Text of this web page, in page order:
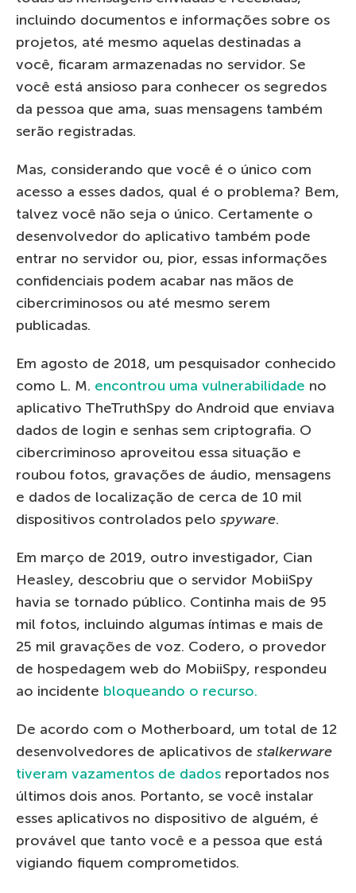
incluindo documentos e informações sobre os
projetos, até mesmo aquelas destinadas a
você, ficaram armazenadas no servidor. Se
você está ansioso para conhecer os segredos
da pessoa que ama, suas mensagens também
serão registradas.
Mas, considerando que você é o único com
acesso a esses dados, qual é o problema? Bem,
talvez você não seja o único. Certamente o
desenvolvedor do aplicativo também pode
entrar no servidor ou, pior, essas informações
confidenciais podem acabar nas mãos de
cibercriminosos ou até mesmo serem
publicadas.
Em agosto de 2018, um pesquisador conhecido
como L. M. encontrou uma vulnerabilidade no
aplicativo TheTruthSpy do Android que enviava
dados de login e senhas sem criptografia. O
cibercriminoso aproveitou essa situação e
roubou fotos, gravações de áudio, mensagens
e dados de localização de cerca de 10 mil
dispositivos controlados pelo spyware.
Em março de 2019, outro investigador, Cian
Heasley, descobriu que o servidor MobiiSpy
havia se tornado público. Continha mais de 95
mil fotos, incluindo algumas íntimas e mais de
25 mil gravações de voz. Codero, o provedor
de hospedagem web do MobiiSpy, respondeu
ao incidente bloqueando o recurso.
De acordo com o Motherboard, um total de 12
desenvolvedores de aplicativos de stalkerware
tiveram vazamentos de dados reportados nos
últimos dois anos. Portanto, se você instalar
esses aplicativos no dispositivo de alguém, é
provável que tanto você e a pessoa que está
vigiando fiquem comprometidos.